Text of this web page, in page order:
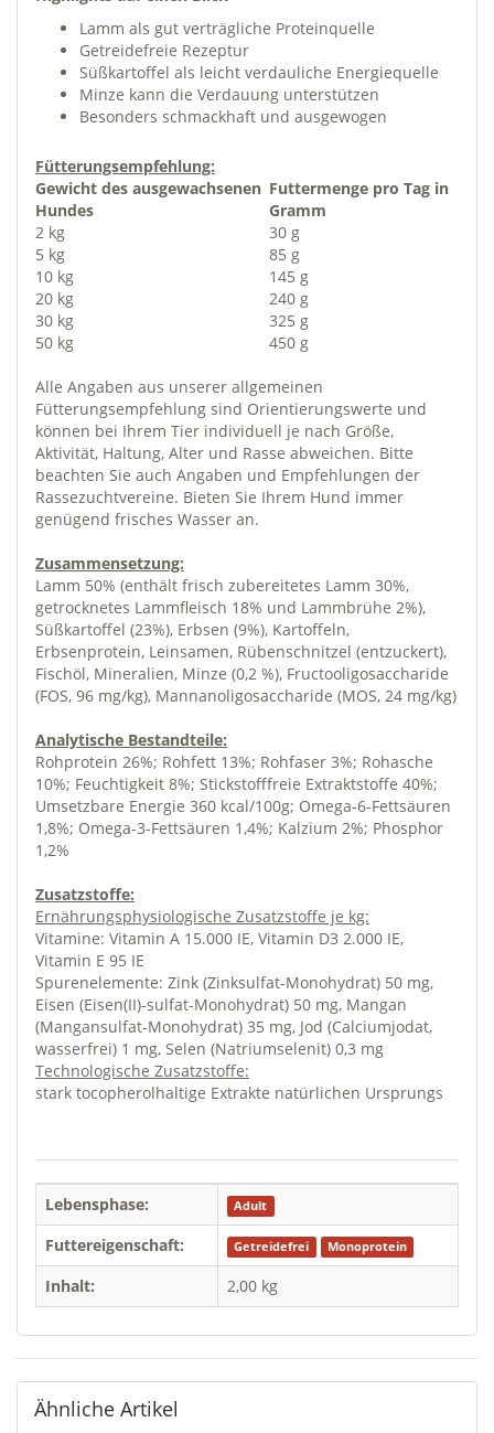
Lamm als gut verträgliche Proteinquelle
Getreidefreie Rezeptur
Süßkartoffel als leicht verdauliche Energiequelle
Minze kann die Verdauung unterstützen
Besonders schmackhaft und ausgewogen
Fütterungsempfehlung:
Gewicht des ausgewachsenen
Hundes
Futtermenge pro Tag in
Gramm
2 kg
30 g
5 kg
85 g
10 kg
145 g
20 kg
240 g
30 kg
325 g
50 kg
450 g
Alle Angaben aus unserer allgemeinen
Fütterungsempfehlung sind Orientierungswerte und
können bei Ihrem Tier individuell je nach Größe,
Aktivität, Haltung, Alter und Rasse abweichen. Bitte
beachten Sie auch Angaben und Empfehlungen der
Rassezuchtvereine. Bieten Sie Ihrem Hund immer
genügend frisches Wasser an.
Zusammensetzung:
Lamm 50% (enthält frisch zubereitetes Lamm 30%,
getrocknetes Lammfleisch 18% und Lammbrühe 2%),
Süßkartoffel (23%), Erbsen (9%), Kartoffeln,
Erbsenprotein, Leinsamen, Rübenschnitzel (entzuckert),
Fischöl, Mineralien, Minze (0,2 %), Fructooligosaccharide
(FOS, 96 mg/kg), Mannanoligosaccharide (MOS, 24 mg/kg)
Analytische Bestandteile:
Rohprotein 26%; Rohfett 13%; Rohfaser 3%; Rohasche
10%; Feuchtigkeit 8%; Stickstofffreie Extraktstoffe 40%;
Umsetzbare Energie 360 kcal/100g; Omega-6-Fettsäuren
1,8%; Omega-3-Fettsäuren 1,4%; Kalzium 2%; Phosphor
1,2%
Zusatzstoffe:
Ernährungsphysiologische Zusatzstoffe je kg:
Vitamine: Vitamin A 15.000 IE, Vitamin D3 2.000 IE,
Vitamin E 95 IE
Spurenelemente: Zink (Zinksulfat-Monohydrat) 50 mg,
Eisen (Eisen(II)-sulfat-Monohydrat) 50 mg, Mangan
(Mangansulfat-Monohydrat) 35 mg, Jod (Calciumjodat,
wasserfrei) 1 mg, Selen (Natriumselenit) 0,3 mg
Technologische Zusatzstoffe:
stark tocopherolhaltige Extrakte natürlichen Ursprungs
Lebensphase: Adult
Futtereigenschaft: Getreidefrei Monoprotein
Inhalt: 2,00 kg
Ähnliche Artikel